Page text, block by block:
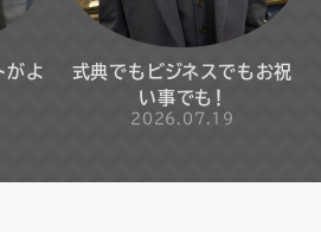
がよ
式典でもビジネスでもお祝
い事でも！
2026.07.19